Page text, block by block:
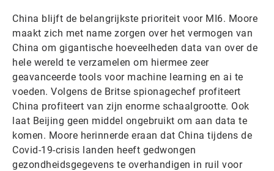
China blijft de belangrijkste prioriteit voor MI6. Moore
maakt zich met name zorgen over het vermogen van
China om gigantische hoeveelheden data van over de
hele wereld te verzamelen om hiermee zeer
geavanceerde tools voor machine learning en ai te
voeden. Volgens de Britse spionagechef profiteert
China profiteert van zijn enorme schaalgrootte. Ook
laat Beijing geen middel ongebruikt om aan data te
komen. Moore herinnerde eraan dat China tijdens de
Covid-19-crisis landen heeft gedwongen
gezondheidsgegevens te overhandigen in ruil voor